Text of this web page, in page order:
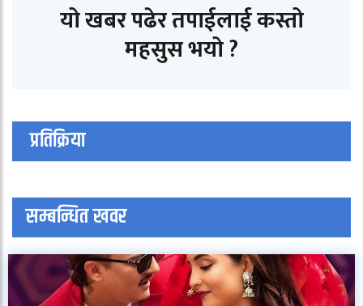
यो खबर पढेर तपाईलाई कस्तो
महसुस भयो ?
प्रतिक्रिया
सम्बन्धित खवर